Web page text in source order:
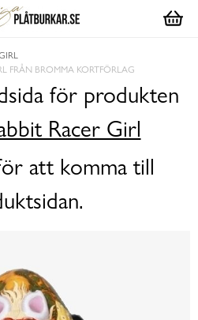
FRÅN BROMMA KORTFÖRLAG
för produkten
Racer Girl
att komma till